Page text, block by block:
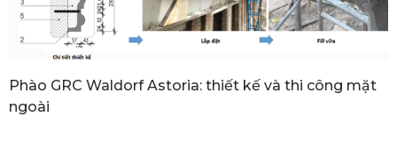
Phào GRC Waldorf Astoria: thiết kế và thi công mặt
ngoài